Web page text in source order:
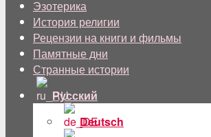
Эзотерика
История религии
Рецензии на книги и фильмы
Памятные дни
Странные истории
Русский
Deutsch